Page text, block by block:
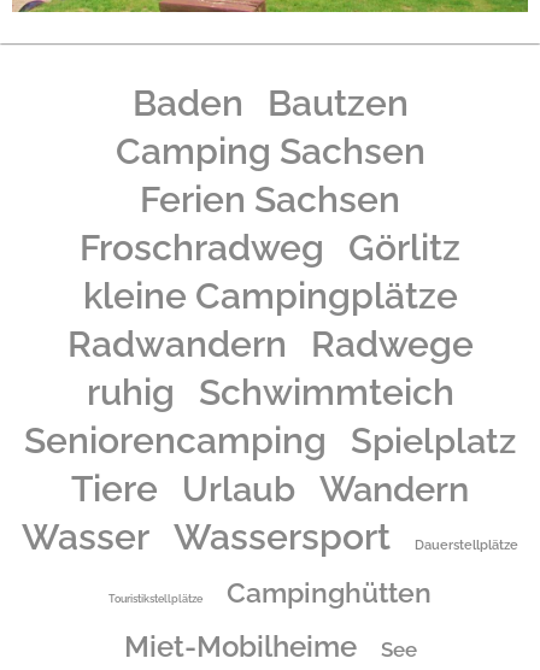
Baden
Bautzen
Camping Sachsen
Ferien Sachsen
Froschradweg
Görlitz
kleine Campingplätze
Radwandern
Radwege
ruhig
Schwimmteich
Seniorencamping
Spielplatz
Tiere
Urlaub Wandern
Wasser Wassersport Dauerstellplätze
Touristikstellplätze Campinghütten
Miet-Mobilheime See